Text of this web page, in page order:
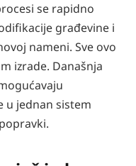
se rapidno
građevine i
nameni. Sve ovo
izrade. Današnja
u jednan sistem